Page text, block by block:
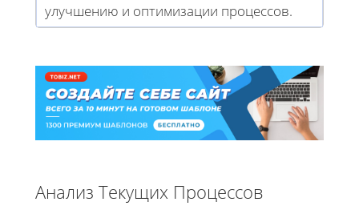
улучшению и оптимизации процессов.
Анализ Текущих Процессов